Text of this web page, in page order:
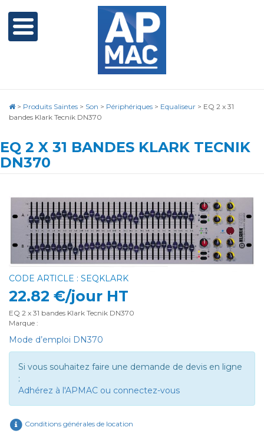
> Produits Saintes > Son > Périphériques > Equaliseur > EQ 2 x 31
bandes Klark Tecnik DN370
EQ 2 X 31 BANDES KLARK TECNIK
DN370
CODE ARTICLE : SEQKLARK
22.82 €/jour HT
EQ 2 x 31 bandes Klark Tecnik DN370
Marque :
Mode d’emploi DN370
Si vous souhaitez faire une demande de devis en ligne
:
Adhérez à l'APMAC ou connectez-vous
Conditions générales de location